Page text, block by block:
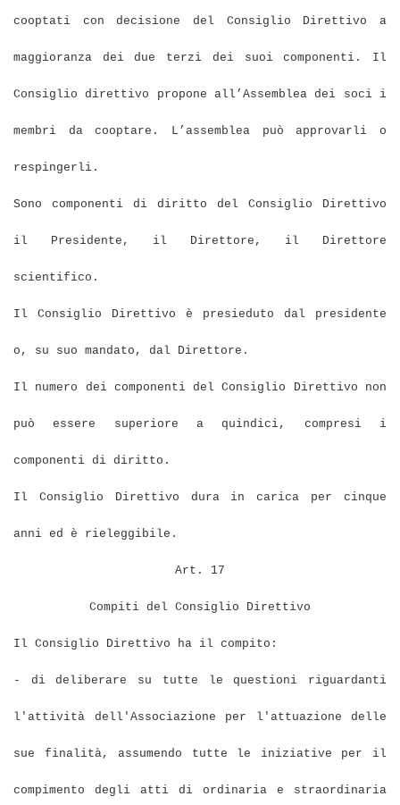
cooptati con decisione del Consiglio Direttivo a
maggioranza dei due terzi dei suoi componenti. Il
Consiglio direttivo propone all’Assemblea dei soci i
membri da cooptare. L’assemblea può approvarli o
respingerli.
Sono componenti di diritto del Consiglio Direttivo
il Presidente, il Direttore, il Direttore
scientifico.
Il Consiglio Direttivo è presieduto dal presidente
o, su suo mandato, dal Direttore.
Il numero dei componenti del Consiglio Direttivo non
può essere superiore a quindici, compresi i
componenti di diritto.
Il Consiglio Direttivo dura in carica per cinque
anni ed è rieleggibile.
Art. 17
Compiti del Consiglio Direttivo
Il Consiglio Direttivo ha il compito:
- di deliberare su tutte le questioni riguardanti
l'attività dell'Associazione per l'attuazione delle
sue finalità, assumendo tutte le iniziative per il
compimento degli atti di ordinaria e straordinaria